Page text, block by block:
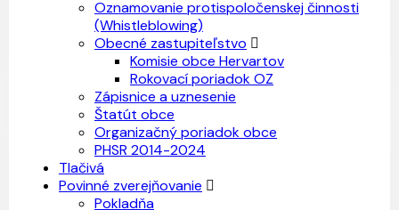
Oznamovanie protispoločenskej činnosti
(Whistleblowing)
Obecné zastupiteľstvo
Komisie obce Hervartov
Rokovací poriadok OZ
Zápisnice a uznesenie
Štatút obce
Organizačný poriadok obce
PHSR 2014-2024
Tlačivá
Povinné zverejňovanie
Pokladňa